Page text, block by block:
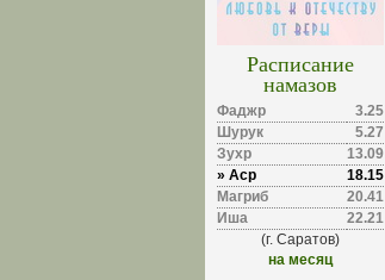
Расписание
намазов
Фаджр
3.25
Шурук
5.27
Зухр
13.09
» Аср
18.15
Магриб
20.41
Иша
22.21
(г. Саратов)
на месяц